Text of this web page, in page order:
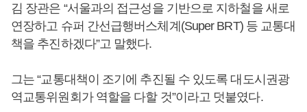
김 장관은 “서울과의 접근성을 기반으로 지하철을 새로
연장하고 슈퍼 간선급행버스체계(Super BRT) 등 교통대
책을 추진하겠다”고 말했다.
그는 “교통대책이 조기에 추진될 수 있도록 대도시권광
역교통위원회가 역할을 다할 것”이라고 덧붙였다.